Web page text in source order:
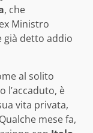
, che
Ministro
già detto addio
al solito
l’accaduto, è
vita privata,
mese fa,